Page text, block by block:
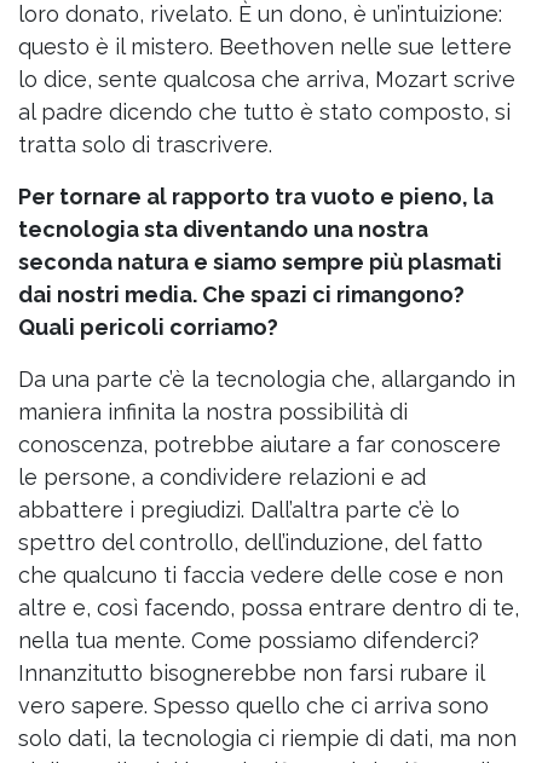
loro donato, rivelato. È un dono, è un’intuizione:
questo è il mistero. Beethoven nelle sue lettere
lo dice, sente qualcosa che arriva, Mozart scrive
al padre dicendo che tutto è stato composto, si
tratta solo di trascrivere.
Per tornare al rapporto tra vuoto e pieno, la
tecnologia sta diventando una nostra
seconda natura e siamo sempre più plasmati
dai nostri media. Che spazi ci rimangono?
Quali pericoli corriamo?
Da una parte c’è la tecnologia che, allargando in
maniera infinita la nostra possibilità di
conoscenza, potrebbe aiutare a far conoscere
le persone, a condividere relazioni e ad
abbattere i pregiudizi. Dall’altra parte c’è lo
spettro del controllo, dell’induzione, del fatto
che qualcuno ti faccia vedere delle cose e non
altre e, così facendo, possa entrare dentro di te,
nella tua mente. Come possiamo difenderci?
Innanzitutto bisognerebbe non farsi rubare il
vero sapere. Spesso quello che ci arriva sono
solo dati, la tecnologia ci riempie di dati, ma non